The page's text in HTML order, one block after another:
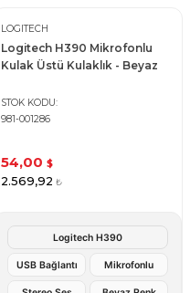
LOGITECH
Logitech H390 Mikrofonlu
Kulak Üstü Kulaklık - Beyaz
STOK KODU
981-001286
54,00 $
2.569,92 ₺
Logitech H390
USB Bağlantı Mikrofonlu